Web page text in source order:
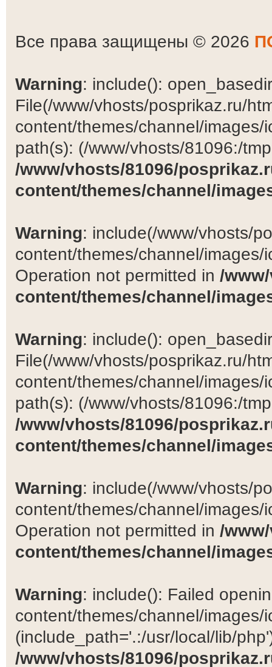
Все права защищены © 2026
Warning: include():
File(/www/vhosts/posprikaz.ru/
content/themes/channel/
path(s): (/www/vhosts/81096:/
/www/vhosts/81096/
content/themes/channel/
Warning: include(/www/vhosts/
content/themes/channel/
Operation not permitted in /
content/themes/channel/
Warning: include():
File(/www/vhosts/posprikaz.ru/
content/themes/channel/
path(s): (/www/vhosts/81096:/
/www/vhosts/81096/
content/themes/channel/
Warning: include(/www/vhosts/
content/themes/channel/
Operation not permitted in /
content/themes/channel/
Warning: include(): Failed
content/themes/channel/images/
(include_path='.:/usr/local/lib/
/www/vhosts/81096/